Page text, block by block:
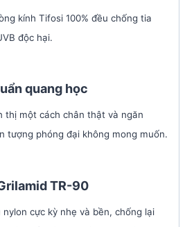
kính Tifosi 100% đều chống tia
độc hại.
quang học
thị một cách chân thật và ngăn
tượng phóng đại không mong muốn.
TR-90
nylon cực kỳ nhẹ và bền, chống lại